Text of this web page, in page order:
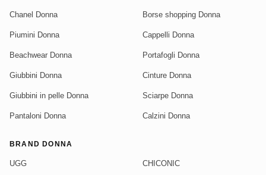
Chanel Donna
Piumini Donna
Beachwear Donna
Giubbini Donna
Giubbini in pelle Donna
Pantaloni Donna
Borse shopping Donna
Cappelli Donna
Portafogli Donna
Cinture Donna
Sciarpe Donna
Calzini Donna
BRAND DONNA
UGG CHICONIC